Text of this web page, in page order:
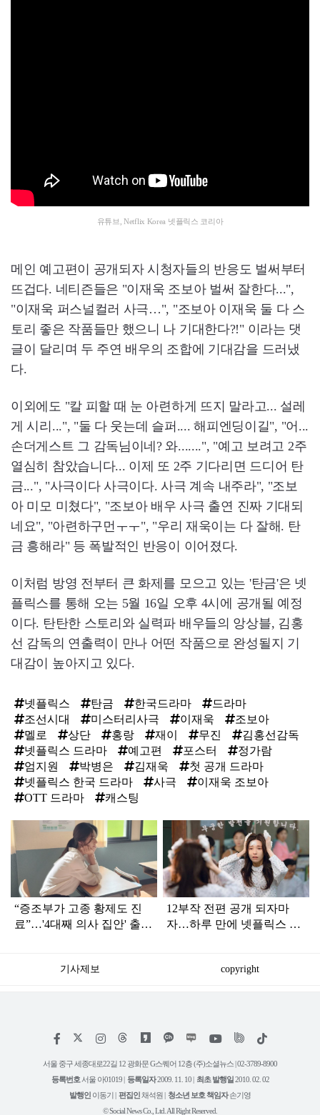
유튜브, Netflix Korea 넷플릭스 코리아
메인 예고편이 공개되자 시청자들의 반응도 벌써부터
뜨겁다. 네티즌들은 "이재욱 조보아 벌써 잘한다...",
"이재욱 퍼스널컬러 사극…", "조보아 이재욱 둘 다 스
토리 좋은 작품들만 했으니 나 기대한다?!" 이라는 댓
글이 달리며 두 주연 배우의 조합에 기대감을 드러냈
다.
이외에도 "칼 피할 때 눈 아련하게 뜨지 말라고... 설레
게 시리...", "둘 다 웃는데 슬퍼.... 해피엔딩이길", "어...
손더게스트 그 감독님이네? 와.......", "예고 보려고 2주
열심히 참았습니다... 이제 또 2주 기다리면 드디어 탄
금...", "사극이다 사극이다. 사극 계속 내주라", "조보
아 미모 미쳤다", "조보아 배우 사극 출연 진짜 기대되
네요", "아련하구먼ㅜㅜ", "우리 재욱이는 다 잘해. 탄
금 흥해라" 등 폭발적인 반응이 이어졌다.
이처럼 방영 전부터 큰 화제를 모으고 있는 '탄금'은 넷
플릭스를 통해 오는 5월 16일 오후 4시에 공개될 예정
이다. 탄탄한 스토리와 실력파 배우들의 앙상블, 김홍
선 감독의 연출력이 만나 어떤 작품으로 완성될지 기
대감이 높아지고 있다.
넷플릭스 탄금 한국드라마
드라마
조선시대
미스터리사극 이재욱
조보아
멜로
상단 홍랑 재이 무진
김홍선감독
넷플릭스 드라마
예고편 포스터
정가람
엄지원
박병은 김재욱
첫 공개 드라마
넷플릭스 한국 드라마
사극
이재욱 조보아
OTT 드라마
캐스팅
탑
라
인
“증조부가 고종 황제도 진
료”…'4대째 의사 집안' 출신
12부작 전편 공개 되자마
자…하루 만에 넷플릭스 6
기사제보 copyright
페
스
인
타
램
위
트
유
튜
틱
서울 중구 세종대로22길 12 광화문 G스퀘어 12층 (주)소셜뉴스 | 02-3789-8900
등록번호 서울 아01019 | 등록일자2009. 11. 10 | 최초 발행일2010. 02. 02
발행인 이동기 | 편집인채석원 | 청소년 보호 책임자손기영
© Social News Co., Ltd. All Right Reserved.